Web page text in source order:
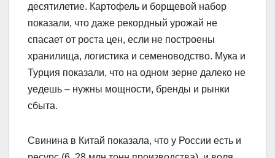
десятилетие. Картофель и борщевой набор
показали, что даже рекордный урожай не
спасает от роста цен, если не построены
хранилища, логистика и семеноводство. Мука и
Турция показали, что на одном зерне далеко не
уедешь – нужны мощности, бренды и рынки
сбыта.
Свинина в Китай показала, что у России есть и